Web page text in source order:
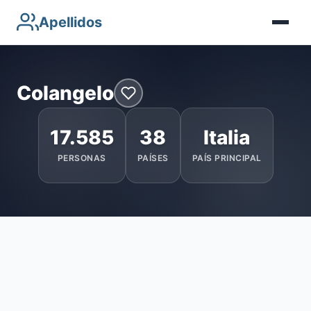
Apellidos
Colangelo
17.585
PERSONAS
38
PAÍSES
Italia
PAÍS PRINCIPAL